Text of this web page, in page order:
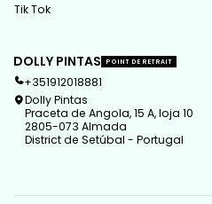
Tik Tok
DOLLY PINTAS POINT DE RETRAIT
+351912018881
Dolly Pintas
Praceta de Angola, 15 A, loja 10
2805-073 Almada
District de Setúbal - Portugal